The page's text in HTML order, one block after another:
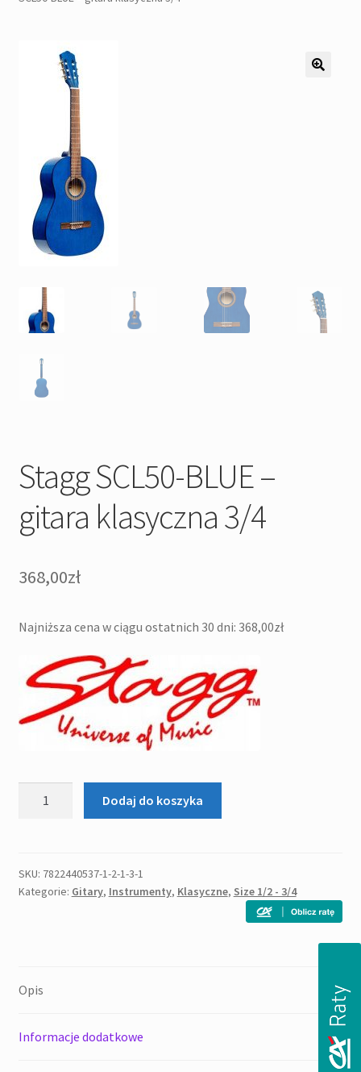
Pozostałe
Kontakt
Stagg SCL50-BLUE –
gitara klasyczna 3/4
368,00zł
Najniższa cena w ciągu ostatnich 30 dni: 368,00zł
-
gitara
Dodaj do koszyka
SKU: 7822440537-1-2-1-3-1
Kategorie: Gitary, Instrumenty, Klasyczne, Size 1/2 - 3/4
Opis
Informacje dodatkowe